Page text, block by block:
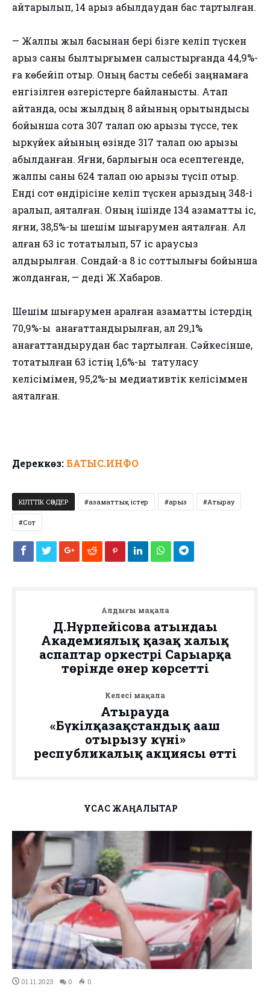
қайтарылып, 14 арыз қабылдаудан бас тартылған.
— Жалпы жыл басынан бері бізге келіп түскен
арыз саны былтырғымен салыстырғанда 44,9%-
ға көбейіп отыр. Оның басты себебі заңнамаға
енгізілген өзгерістерге байланысты. Атап
айтқанда, осы жылдың 8 айының қорытындысы
бойынша сотқа 307 талап қою арызы түссе, тек
қыркүйек айының өзінде 317 талап қою арызы
қабылданған. Яғни, барлығын қоса есептегенде,
жалпы саны 624 талап қою арызы түсіп отыр.
Енді сот өндірісіне келіп түскен арыздың 348-і
қаралып, аяқталған. Оның ішінде 134 азаматтық іс,
яғни, 38,5%-ы шешім шығарумен аяқталған. Ал
қалған 63 іс тоқтатылып, 57 іс қараусыз
қалдырылған. Сондай-ақ 8 іс соттылығы бойынша
жолданған, — деді Ж.Хабаров.
Шешім шығарумен қаралған азаматтық істердің
70,9%-ы қанағаттандырылған, ал 29,1%
қанағаттандырудан бас тартылған. Сәйкесінше,
тоқтатылған 63 істің 1,6%-ы татуласу
келісімімен, 95,2%-ы медиативтік келісіммен
аяқталған.
Дереккөз:БАТЫС.ИНФО
КІЛТТІК СӨЗДЕР азаматтық істер арыз Атырау
Сот
Алдыңғы мақала
Д.Нұрпейісова атындағы
Академиялық қазақ халық
аспаптар оркестрі Сарыарқа
төрінде өнер көрсетті
Келесі мақала
Атырауда
«Бүкілқазақстандық ағаш
отырғызу күні»
республикалық акциясы өтті
ҰҚСАС ЖАҢАЛЫҚТАР
01.11.2023 0 0